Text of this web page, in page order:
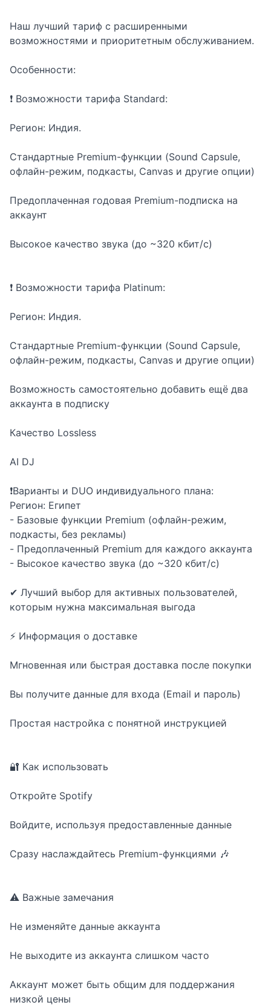
Наш лучший тариф с расширенными
возможностями и приоритетным обслуживанием.
Особенности:
❗ Возможности тарифа Standard:
Регион: Индия.
Стандартные Premium-функции (Sound Capsule,
офлайн-режим, подкасты, Canvas и другие опции)
Предоплаченная годовая Premium-подписка на
аккаунт
Высокое качество звука (до ~320 кбит/с)
❗ Возможности тарифа Platinum:
Регион: Индия.
Стандартные Premium-функции (Sound Capsule,
офлайн-режим, подкасты, Canvas и другие опции)
Возможность самостоятельно добавить ещё два
аккаунта в подписку
Качество Lossless
AI DJ
❗Варианты и DUO индивидуального плана:
Регион: Египет
- Базовые функции Premium (офлайн-режим,
подкасты, без рекламы)
- Предоплаченный Premium для каждого аккаунта
- Высокое качество звука (до ~320 кбит/с)
✔ Лучший выбор для активных пользователей,
которым нужна максимальная выгода
⚡ Информация о доставке
Мгновенная или быстрая доставка после покупки
Вы получите данные для входа (Email и пароль)
Простая настройка с понятной инструкцией
🔐 Как использовать
Откройте Spotify
Войдите, используя предоставленные данные
Сразу наслаждайтесь Premium-функциями 🎶
⚠️ Важные замечания
Не изменяйте данные аккаунта
Не выходите из аккаунта слишком часто
Аккаунт может быть общим для поддержания
низкой цены